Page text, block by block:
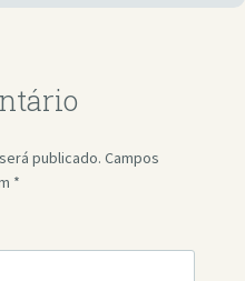
publicado. Campos
*